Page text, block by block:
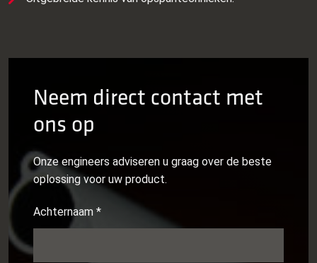
Neem direct contact met
ons op
Onze engineers adviseren u graag over de beste
oplossing voor uw product.